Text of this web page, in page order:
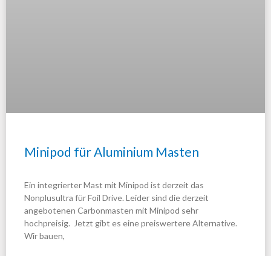
Minipod für Aluminium Masten
Ein integrierter Mast mit Minipod ist derzeit das
Nonplusultra für Foil Drive. Leider sind die derzeit
angebotenen Carbonmasten mit Minipod sehr
hochpreisig. Jetzt gibt es eine preiswertere Alternative.
Wir bauen,